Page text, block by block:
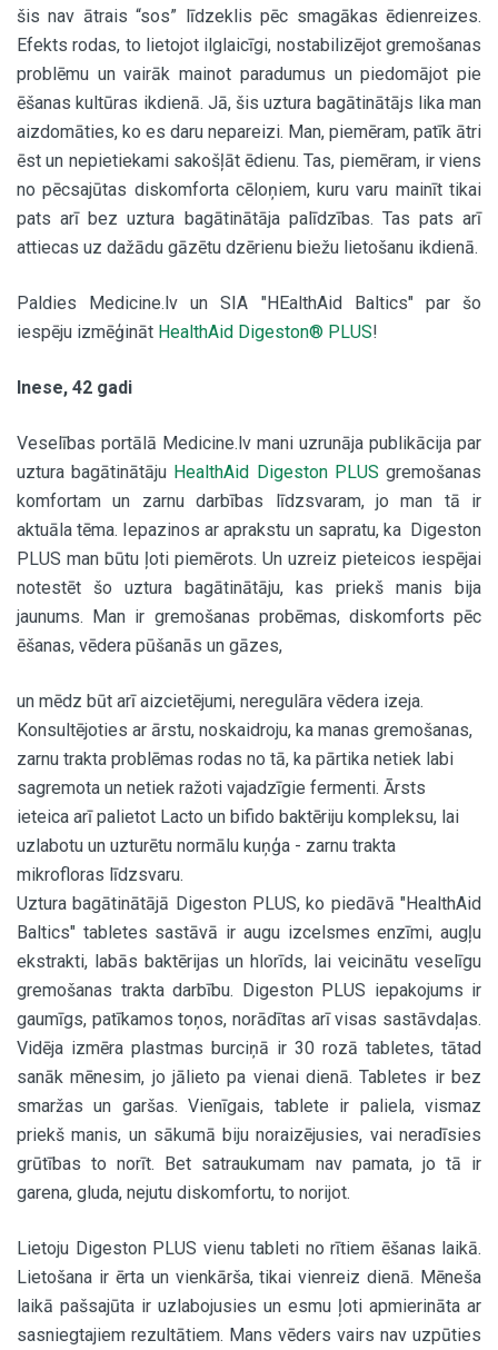
šis nav ātrais “sos” līdzeklis pēc smagākas ēdienreizes.
Efekts rodas, to lietojot ilglaicīgi, nostabilizējot gremošanas
problēmu un vairāk mainot paradumus un piedomājot pie
ēšanas kultūras ikdienā. Jā, šis uztura bagātinātājs lika man
aizdomāties, ko es daru nepareizi. Man, piemēram, patīk ātri
ēst un nepietiekami sakošļāt ēdienu. Tas, piemēram, ir viens
no pēcsajūtas diskomforta cēloņiem, kuru varu mainīt tikai
pats arī bez uztura bagātinātāja palīdzības. Tas pats arī
attiecas uz dažādu gāzētu dzērienu biežu lietošanu ikdienā.
Paldies Medicine.lv un SIA "HEalthAid Baltics" par šo
iespēju izmēģināt HealthAid Digeston® PLUS!
Inese, 42 gadi
Veselības portālā Medicine.lv mani uzrunāja publikācija par
uztura bagātinātāju HealthAid Digeston PLUS gremošanas
komfortam un zarnu darbības līdzsvaram, jo man tā ir
aktuāla tēma. Iepazinos ar aprakstu un sapratu, ka Digeston
PLUS man būtu ļoti piemērots. Un uzreiz pieteicos iespējai
notestēt šo uztura bagātinātāju, kas priekš manis bija
jaunums. Man ir gremošanas probēmas, diskomforts pēc
ēšanas, vēdera pūšanās un gāzes,
un mēdz būt arī aizcietējumi, neregulāra vēdera izeja.
Konsultējoties ar ārstu, noskaidroju, ka manas gremošanas,
zarnu trakta problēmas rodas no tā, ka pārtika netiek labi
sagremota un netiek ražoti vajadzīgie fermenti. Ārsts
ieteica arī palietot Lacto un bifido baktēriju kompleksu, lai
uzlabotu un uzturētu normālu kuņģa - zarnu trakta
mikrofloras līdzsvaru.
Uztura bagātinātājā Digeston PLUS, ko piedāvā "HealthAid
Baltics" tabletes sastāvā ir augu izcelsmes enzīmi, augļu
ekstrakti, labās baktērijas un hlorīds, lai veicinātu veselīgu
gremošanas trakta darbību. Digeston PLUS iepakojums ir
gaumīgs, patīkamos toņos, norādītas arī visas sastāvdaļas.
Vidēja izmēra plastmas burciņā ir 30 rozā tabletes, tātad
sanāk mēnesim, jo jālieto pa vienai dienā. Tabletes ir bez
smaržas un garšas. Vienīgais, tablete ir paliela, vismaz
priekš manis, un sākumā biju noraizējusies, vai neradīsies
grūtības to norīt. Bet satraukumam nav pamata, jo tā ir
garena, gluda, nejutu diskomfortu, to norijot.
Lietoju Digeston PLUS vienu tableti no rītiem ēšanas laikā.
Lietošana ir ērta un vienkārša, tikai vienreiz dienā. Mēneša
laikā pašsajūta ir uzlabojusies un esmu ļoti apmierināta ar
sasniegtajiem rezultātiem. Mans vēders vairs nav uzpūties